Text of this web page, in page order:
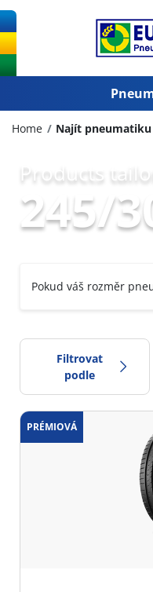
Home Najít pneumatiku
Products
245/
Pokud váš rozměr
Filtrovat
podle
Cena
0
Všechny typy
PRÉMIOVÁ